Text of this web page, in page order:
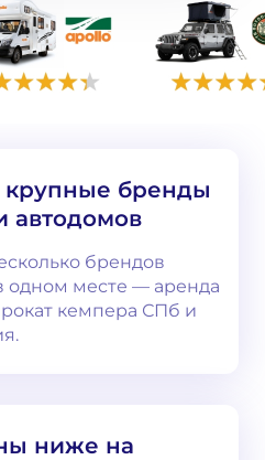
крупные бренды
автодомов
брендов
одном месте — аренда
кемпера СПб и
ниже на